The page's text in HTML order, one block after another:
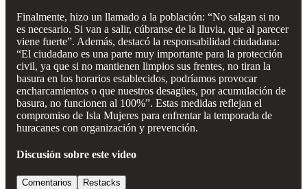
Finalmente, hizo un llamado a la población: “No salgan si no
es necesario. Si van a salir, cúbranse de la lluvia, que al parecer
viene fuerte”. Además, destacó la responsabilidad ciudadana:
“El ciudadano es una parte muy importante para la protección
civil, ya que si no mantienen limpios sus frentes, no tiran la
basura en los horarios establecidos, podríamos provocar
encharcamientos o que nuestros desagües, por acumulación de
basura, no funcionen al 100%”. Estas medidas reflejan el
compromiso de Isla Mujeres para enfrentar la temporada de
huracanes con organización y prevención.
Discusión sobre este video
Comentarios Restacks